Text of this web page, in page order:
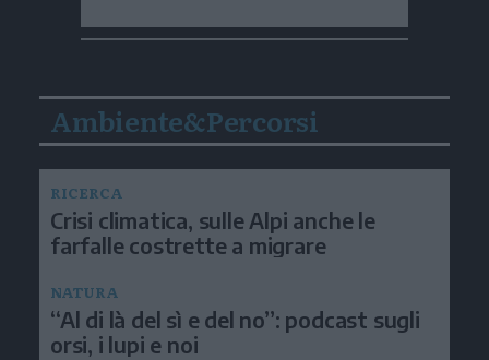
Ambiente&Percorsi
RICERCA
Crisi climatica, sulle Alpi anche le
farfalle costrette a migrare
NATURA
“Al di là del sì e del no”: podcast sugli
orsi, i lupi e noi